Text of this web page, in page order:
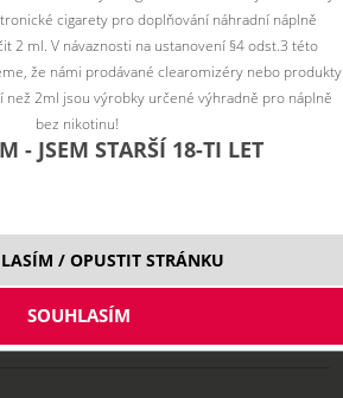
cigarety pro doplňování náhradní náplně
2 ml. V návaznosti na ustanovení §4 odst.3 této
že námi prodávané clearomizéry nebo produkty
2ml jsou výrobky určené výhradně pro náplně
bez nikotinu!
- JSEM STARŠÍ 18-TI LET
/ OPUSTIT STRÁNKU